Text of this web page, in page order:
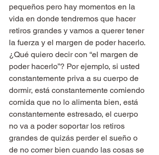
pequeños pero hay momentos en la
vida en donde tendremos que hacer
retiros grandes y vamos a querer tener
la fuerza y el margen de poder hacerlo.
¿Qué quiero decir con “el margen de
poder hacerlo”? Por ejemplo, si usted
constantemente priva a su cuerpo de
dormir, está constantemente comiendo
comida que no lo alimenta bien, está
constantemente estresado, el cuerpo
no va a poder soportar los retiros
grandes de quizás perder el sueño o
de no comer bien cuando las cosas se